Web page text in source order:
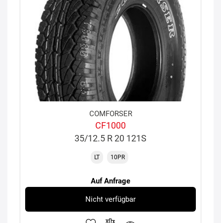
COMFORSER
CF1000
35/12.5 R 20 121S
LT 10PR
Auf Anfrage
Nicht verfügbar